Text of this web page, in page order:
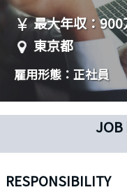
最大年収：900
東京都
雇用形態：正社員
JOB
RESPONSIBILITY